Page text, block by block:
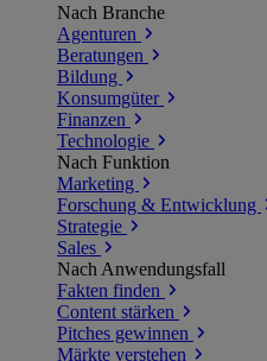
Nach Branche
Agenturen
Beratungen
Bildung
Konsumgüter
Finanzen
Technologie
Nach Funktion
Marketing
Forschung & Entwicklung
Strategie
Sales
Nach Anwendungsfall
Fakten finden
Content stärken
Pitches gewinnen
Märkte verstehen